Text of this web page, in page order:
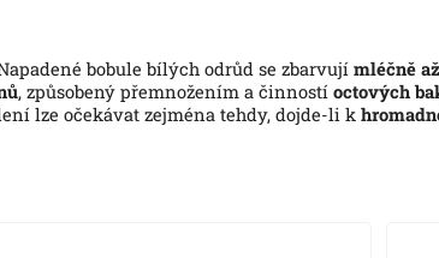
bobule bílých odrůd se zbarvují mléčně
, způsobený přemnožením a činností octových
lze očekávat zejména tehdy, dojde-li k